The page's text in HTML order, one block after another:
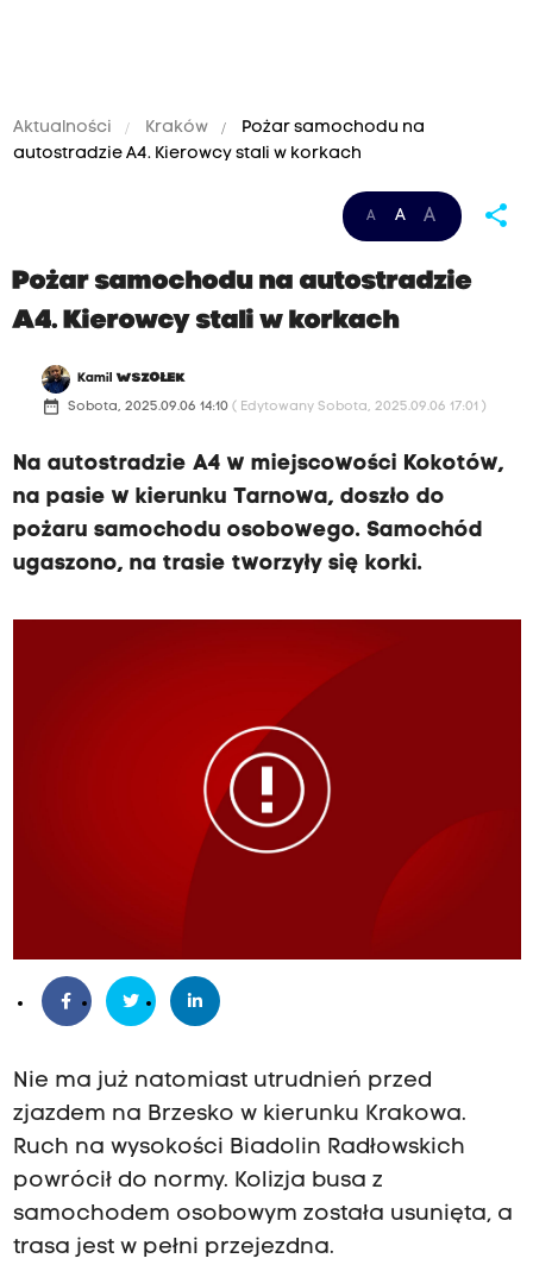
Aktualności Kraków
Pożar samochodu na
autostradzie A4. Kierowcy stali w korkach
A A A share
Pożar samochodu na autostradzie
A4. Kierowcy stali w korkach
KamilWSZOŁEK
date_range Sobota, 2025.09.06 14:10 ( Edytowany Sobota, 2025.09.06 17:01 )
Na autostradzie A4 w miejscowości Kokotów,
na pasie w kierunku Tarnowa, doszło do
pożaru samochodu osobowego. Samochód
ugaszono, na trasie tworzyły się korki.
Nie ma już natomiast utrudnień przed
zjazdem na Brzesko w kierunku Krakowa.
Ruch na wysokości Biadolin Radłowskich
powrócił do normy. Kolizja busa z
samochodem osobowym została usunięta, a
trasa jest w pełni przejezdna.